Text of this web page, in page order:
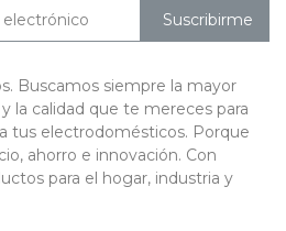
Suscribirme
Buscamos siempre la mayor
la calidad que te mereces para
tus electrodomésticos. Porque
ahorro e innovación. Con
para el hogar, industria y